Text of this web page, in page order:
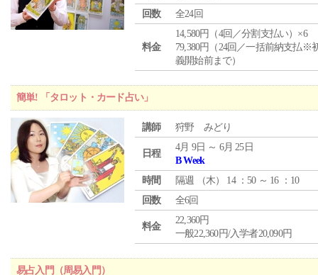
回数
全24回
料金
14,580円（4回／分割支払い）×6
79,380円（24回／一括前納支払※
義開始前まで）
簡単! 「タロット・カード占い」
講師 狩野 みどり
日程
4月 9日 ～ 6月 25日
B Week
時間
隔週 （木） 14 ：50 ～ 16 ：10
回数
全6回
料金
22,360円
一般22,360円/入学者20,090円
易占入門（周易入門）